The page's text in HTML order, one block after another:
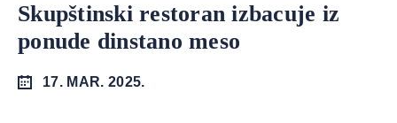
Skupštinski restoran izbacuje iz
ponude dinstano meso
17. MAR. 2025.